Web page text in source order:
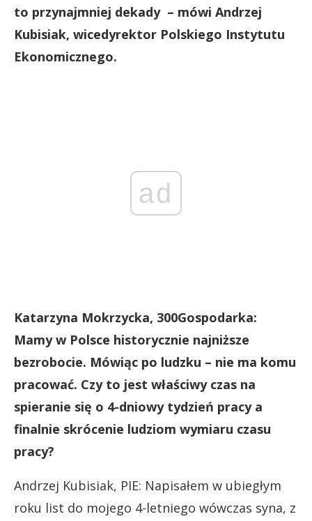
to przynajmniej dekady – mówi Andrzej
Kubisiak, wicedyrektor Polskiego Instytutu
Ekonomicznego.
ad
Katarzyna Mokrzycka, 300Gospodarka:
Mamy w Polsce historycznie najniższe
bezrobocie. Mówiąc po ludzku – nie ma komu
pracować. Czy to jest właściwy czas na
spieranie się o 4-dniowy tydzień pracy a
finalnie skrócenie ludziom wymiaru czasu
pracy?
Andrzej Kubisiak, PIE: Napisałem w ubiegłym
roku list do mojego 4-letniego wówczas syna, z